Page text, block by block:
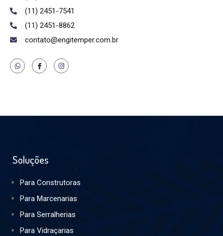
(11) 2451-7541
(11) 2451-8862
contato@engitemper.com.br
Soluções
Para Construtoras
Para Marcenarias
Para Serralherias
Para Vidraçarias